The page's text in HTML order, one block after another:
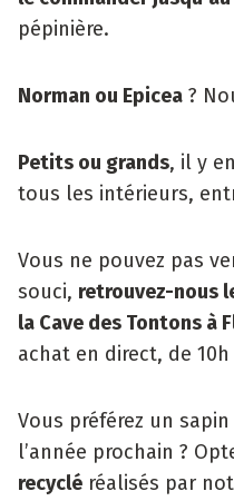
pépinière.
Norman ou Epicea ?
Petits ou grands, il y
tous les intérieurs,
Vous ne pouvez pas
souci, retrouvez-nous
la Cave des Tontons à
achat en direct, de 10h
Vous préférez un
l’année prochain ?
recyclé réalisés par